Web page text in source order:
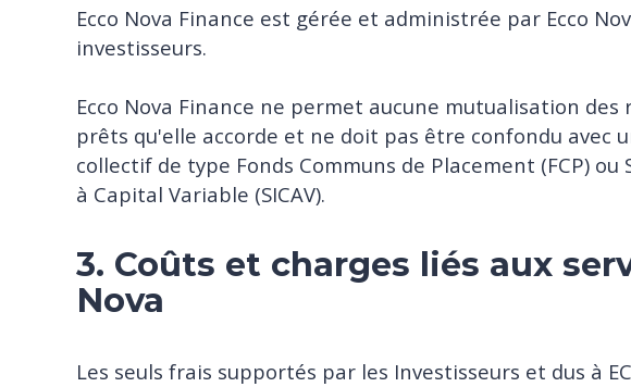
Ecco Nova Finance est gérée et administrée par Ecco
investisseurs.
Ecco Nova Finance ne permet aucune mutualisation
prêts qu'elle accorde et ne doit pas être confondu avec
collectif de type Fonds Communs de Placement (FCP) ou
à Capital Variable (SICAV).
3. Coûts et charges liés aux
Nova
Les seuls frais supportés par les Investisseurs et dus à